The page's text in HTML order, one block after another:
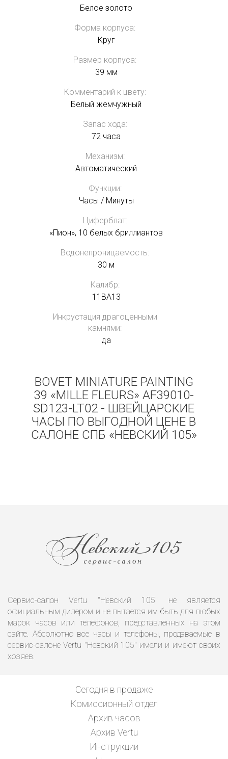
Белое золото
Форма корпуса:
Круг
Размер корпуса:
39 мм
Комментарий к цвету:
Белый жемчужный
Запас хода:
72 часа
Механизм:
Автоматический
Функции:
Часы / Минуты
Циферблат:
«Пион», 10 белых бриллиантов
Водонепроницаемость:
30 м
Калибр:
11BA13
Инкрустация драгоценными
камнями:
да
BOVET MINIATURE PAINTING
39 «MILLE FLEURS» AF39010-
SD123-LT02 - ШВЕЙЦАРСКИЕ
ЧАСЫ ПО ВЫГОДНОЙ ЦЕНЕ В
САЛОНЕ СПБ «НЕВСКИЙ 105»
Сервис-салон Vertu "Невский 105" не является
официальным дилером и не пытается им быть для любых
марок часов или телефонов, представленных на этом
сайте. Абсолютно все часы и телефоны, продаваемые в
сервис-салоне Vertu "Невский 105" имели и имеют своих
хозяев.
Сегодня в продаже
Комиссионный отдел
Архив часов
Архив Vertu
Инструкции